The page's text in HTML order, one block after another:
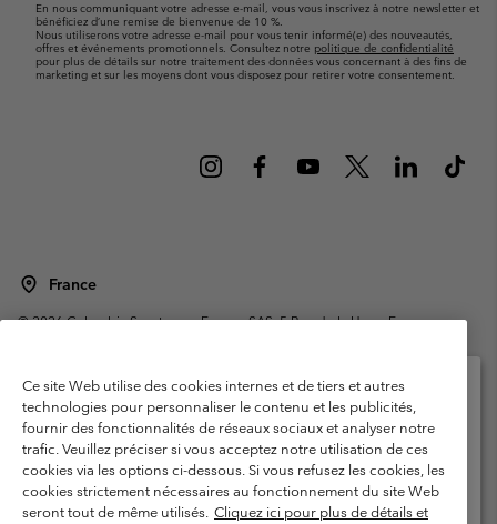
En nous communiquant votre adresse e-mail, vous vous inscrivez à notre newsletter et
bénéficiez d’une remise de bienvenue de 10 %.
Nous utiliserons votre adresse e-mail pour vous tenir informé(e) des nouveautés,
offres et événements promotionnels. Consultez notre politique de confidentialité
pour plus de détails sur notre traitement des données vous concernant à des fins de
marketing et sur les moyens dont vous disposez pour retirer votre consentement.
France
©2026Columbia Sportswear Europe SAS. 5 Rue de la Haye, Espace
Garanties Légales
Politique de confidentialité
Conditions d'utilisation - Membres
Conditions D'utilisation - Contenu généré par l'utilisateur
Impressum
Cookies
Public CBCR
Ce site Web utilise des cookies internes et de tiers et autres
technologies pour personnaliser le contenu et les publicités,
fournir des fonctionnalités de réseaux sociaux et analyser notre
trafic. Veuillez préciser si vous acceptez notre utilisation de ces
cookies via les options ci-dessous. Si vous refusez les cookies, les
cookies strictement nécessaires au fonctionnement du site Web
seront tout de même utilisés. Cliquez ici pour plus de détails et
Veuillez sélectionner votre pays d’expédition et
votre langue
Achats en ligne disponibles